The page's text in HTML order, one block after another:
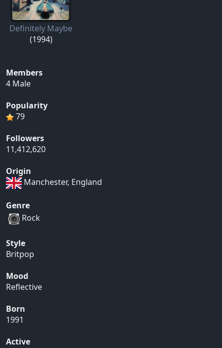
Definitely Maybe
(1994)
Members
4 Male
Popularity
79
Followers
11,412,620
Origin
Manchester, England
Genre
Rock
Style
Britpop
Mood
Reflective
Born
1991
Active